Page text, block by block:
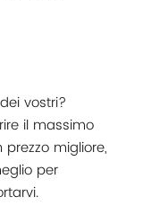
vostri?
il massimo
migliore,
per